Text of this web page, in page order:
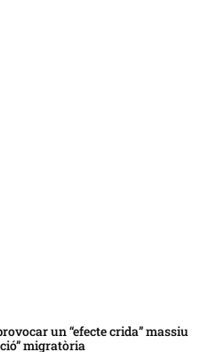
un “efecte crida” massiu
migratòria